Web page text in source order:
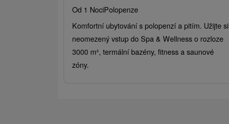
Od 1 NociPolopenze
Komfortní ubytování s polopenzí a pitím. Užijte si
neomezený vstup do Spa & Wellness o rozloze
3000 m², termální bazény, fitness a saunové
zóny.